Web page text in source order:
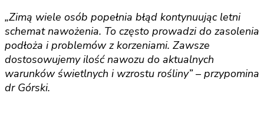
„Zimą wiele osób popełnia błąd kontynuując letni
schemat nawożenia. To często prowadzi do zasolenia
podłoża i problemów z korzeniami. Zawsze
dostosowujemy ilość nawozu do aktualnych
warunków świetlnych i wzrostu rośliny” – przypomina
dr Górski.